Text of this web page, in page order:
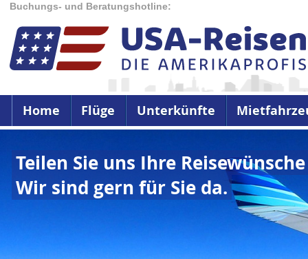
Buchungs- und Beratungshotline:
Home Flüge Unterkünfte
Teilen Sie uns Ihre
Wir sind gern für Sie da.